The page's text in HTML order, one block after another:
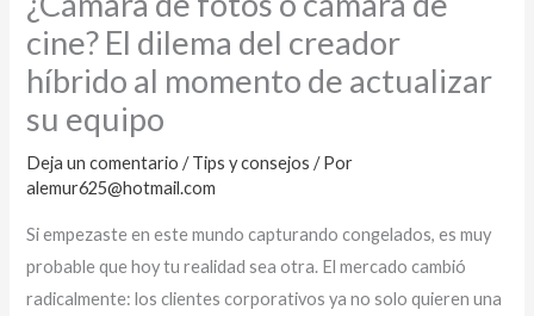
cine? El dilema del creador
híbrido al momento de actualizar
su equipo
Deja un comentario /Tips y consejos / Por
alemur625@hotmail.com
Si empezaste en este mundo capturando congelados, es muy
probable que hoy tu realidad sea otra. El mercado cambió
radicalmente: los clientes corporativos ya no solo quieren una